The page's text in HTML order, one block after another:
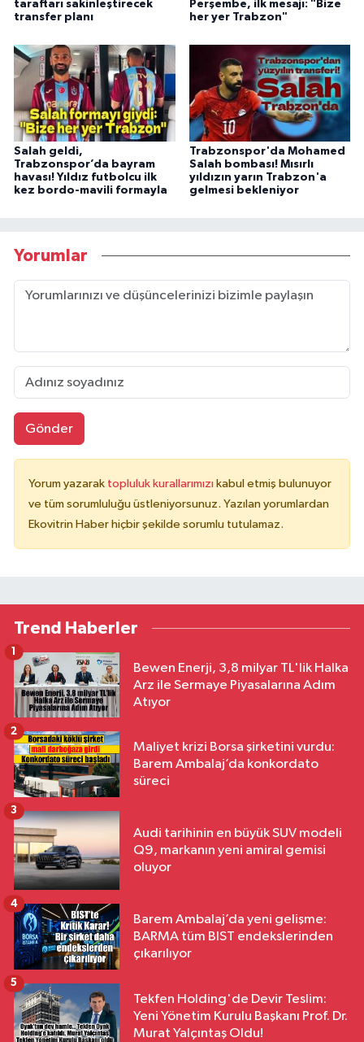
taraftarı sakinleştirecek
transfer planı
Perşembe, ilk mesajı: "Bize
her yer Trabzon"
Salah geldi,
Trabzonspor’da bayram
havası! Yıldız futbolcu ilk
kez bordo-mavili formayla
Trabzonspor'da Mohamed
Salah bombası! Mısırlı
yıldızın yarın Trabzon'a
gelmesi bekleniyor
Yorumlar
Gönder
Yorum yazarak topluluk kurallarımızı kabul etmiş bulunuyor
ve tüm sorumluluğu üstleniyorsunuz. Yazılan yorumlardan
Ekovitrin Haber hiçbir şekilde sorumlu tutulamaz.
Trend Haberler
Bewen Enerji, 3,8 milyar TL'lik Halka
Arz ile Sermaye Piyasalarına Adım
Atıyor
1
Maliyet krizi Borsa şirketini vurdu:
Barem Ambalaj’da konkordato
süreci
2
Audi tarihinin en büyük SUV modeli
Q9, markanın yeni amiral gemisi
oluyor
3
Barem Ambalaj’da yeni gelişme:
BARMA tüm BIST endekslerinden
çıkarılıyor
4
Tekfen Holding'de Devir Teslim:
Yeni Yönetim Kurulu Başkanı Prof. Dr.
Murat Yalçıntaş Oldu!
5